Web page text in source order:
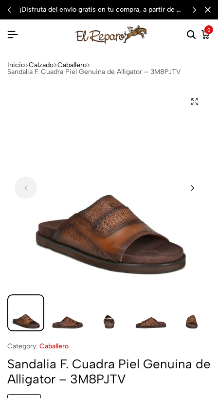
¡disfruta del envío gratis en tu compra, a partir de $3,000 mxn
0
Inicio Calzado Caballero
Sandalia F. Cuadra Piel Genuina de Alligator – 3M8PJTV
Category: Caballero
Sandalia F. Cuadra Piel Genuina de
Alligator – 3M8PJTV